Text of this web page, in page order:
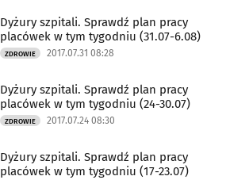
Dyżury szpitali. Sprawdź plan pracy
placówek w tym tygodniu (31.07-6.08)
ZDROWIE 2017.07.31 08:28
Dyżury szpitali. Sprawdź plan pracy
placówek w tym tygodniu (24-30.07)
ZDROWIE 2017.07.24 08:30
Dyżury szpitali. Sprawdź plan pracy
placówek w tym tygodniu (17-23.07)